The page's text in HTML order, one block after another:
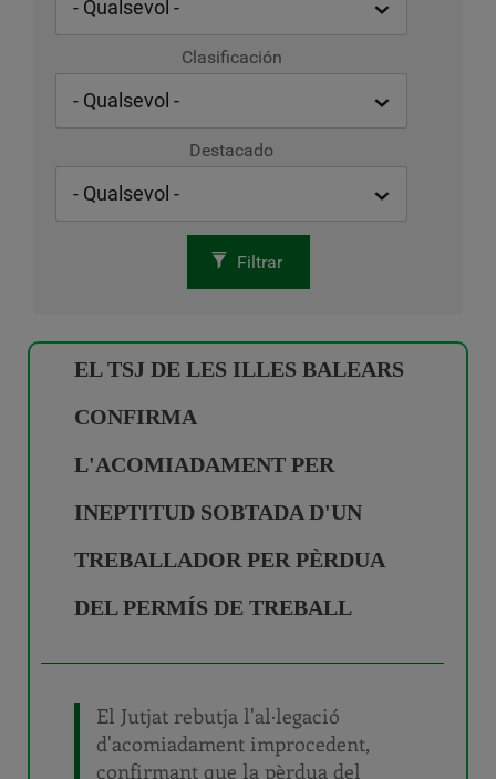
Clasificación
Destacado
Filtrar
EL TSJ DE LES ILLES BALEARS
CONFIRMA
L'ACOMIADAMENT PER
INEPTITUD SOBTADA D'UN
TREBALLADOR PER PÈRDUA
DEL PERMÍS DE TREBALL
El Jutjat rebutja l'al·legació
d'acomiadament improcedent,
confirmant que la pèrdua del